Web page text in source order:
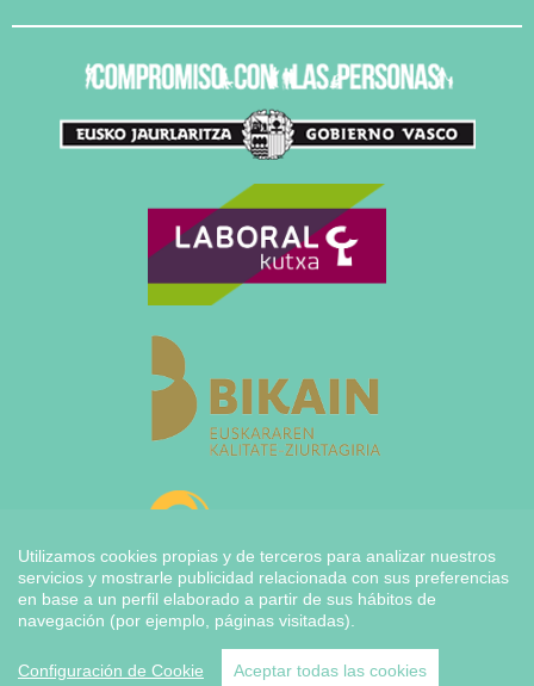
Utilizamos cookies propias y de terceros para analizar nuestros
servicios y mostrarle publicidad relacionada con sus preferencias
en base a un perfil elaborado a partir de sus hábitos de
navegación (por ejemplo, páginas visitadas).
Configuración de Cookie Aceptar todas las cookies